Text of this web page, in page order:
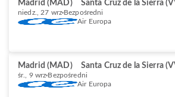
Madrid (MAD) Santa Cruz de la Sierra
niedz., 27 wrz Bezpośredni
Air Europa
Madrid (MAD) Santa Cruz de la Sierra
śr., 9 wrz Bezpośredni
Air Europa